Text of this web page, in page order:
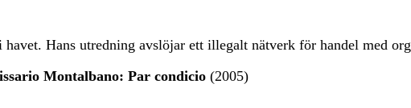
Hans utredning avslöjar ett illegalt nätverk för handel med
Montalbano: Par condicio (2005)